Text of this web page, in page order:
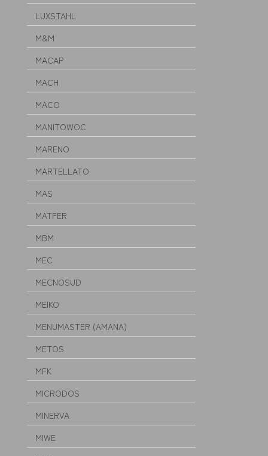
LUXSTAHL
M&M
MACAP
MACH
MACO
MANITOWOC
MARENO
MARTELLATO
MAS
MATFER
MBM
MEC
MECNOSUD
MEIKO
MENUMASTER (AMANA)
METOS
MFK
MICRODOS
MINERVA
MIWE